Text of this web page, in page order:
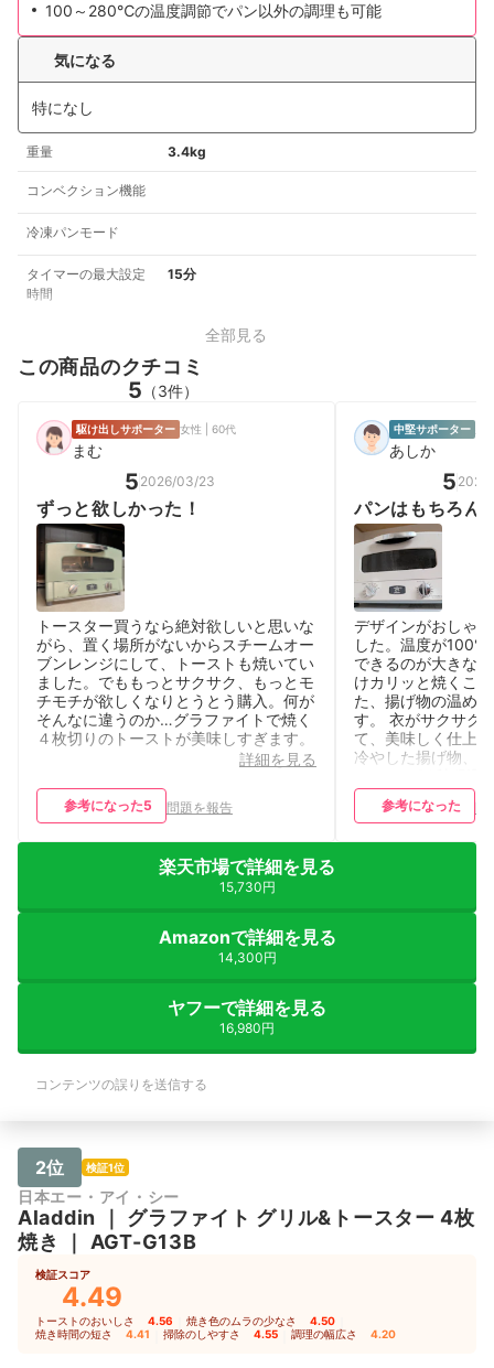
100～280℃の温度調節でパン以外の調理も可能
気になる
特になし
重量 3.4kg
コンベクション機能
冷凍パンモード
タイマーの最大設定
時間
15分
全部見る
この商品のクチコミ
5 （3件）
駆け出しサポーター 女性 | 60代
まむ
5 2026/03/23
ずっと欲しかった！
トースター買うなら絶対欲しいと思いな
がら、置く場所がないからスチームオー
ブンレンジにして、トーストも焼いてい
ました。でももっとサクサク、もっとモ
チモチが欲しくなりとうとう購入。何が
そんなに違うのか…グラファイトで焼く
４枚切りのトーストが美味しすぎます。
詳細を見る
参考になった5 問題を報告
中堅サポーター
あしか
5
パンはもちろん
にも便利
デザインがおしゃ
した。温度が
できるのが大きな
けカリッと焼くこ
た、揚げ物の温め
す。 衣がサクサク
て、美味しく仕上
冷やした揚げ物、
がおすすめです。
参考になった
楽天市場で詳細を見る
15,730円
Amazonで詳細を見る
14,300円
ヤフーで詳細を見る
16,980円
コンテンツの誤りを送信する
2位 検証1位
日本エー・アイ・シー
Aladdin
グラファイト グリル&トースター 4枚
焼き
AGT-G13B
検証スコア
4.49
トーストのおいしさ 4.56 焼き色のムラの少なさ 4.50
焼き時間の短さ 4.41 掃除のしやすさ 4.55 調理の幅広さ 4.20